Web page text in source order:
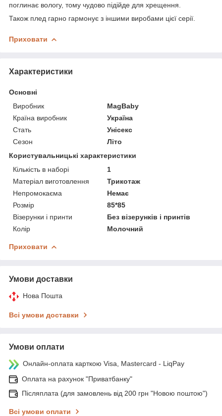
поглинає вологу, тому чудово підійде для хрещення.
Також плед гарно гармонує з іншими виробами цієї серії.
Приховати
Характеристики
Основні
Виробник
MagBaby
Країна виробник
Україна
Стать
Унісекс
Сезон
Літо
Користувальницькі характеристики
Кількість в наборі
1
Матеріал виготовлення
Трикотаж
Непромокаєма
Немає
Розмір
85*85
Візерунки і принти
Без візерунків і принтів
Колір
Молочний
Приховати
Умови доставки
Нова Пошта
Всі умови доставки
Умови оплати
Онлайн-оплата карткою Visa, Mastercard - LiqPay
Оплата на рахунок "Приватбанку"
Післяплата (для замовлень від 200 грн "Новою поштою")
Всі умови оплати